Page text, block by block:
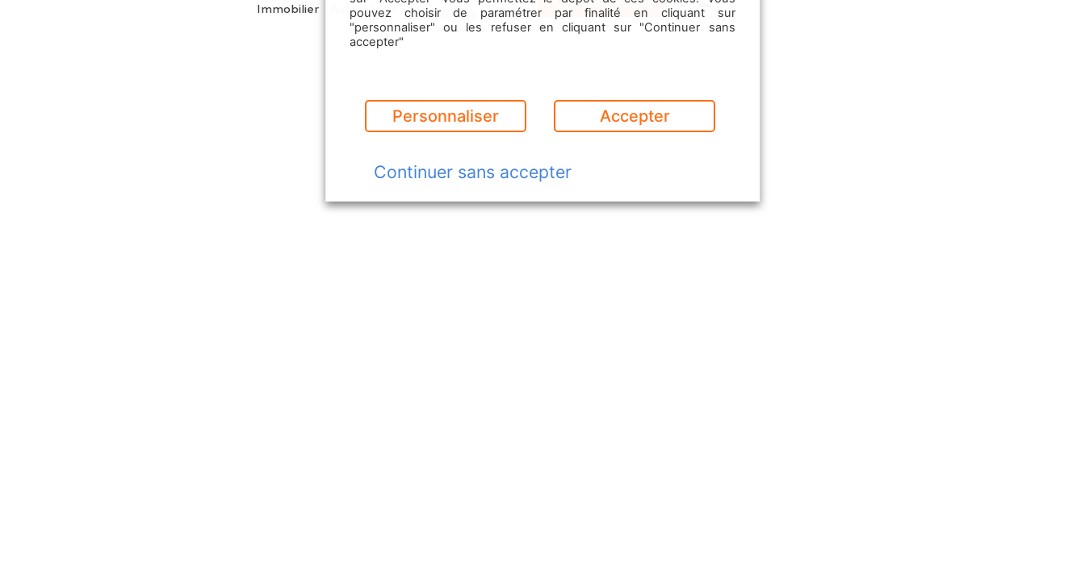
Immobilier Automobile
Commerces
& Services
Emploi
Menu
pouvez choisir de paramétrer par finalité en cliquant sur
"personnaliser" ou les refuser en cliquant sur "Continuer sans
accepter"
Personnaliser Accepter
Continuer sans accepter